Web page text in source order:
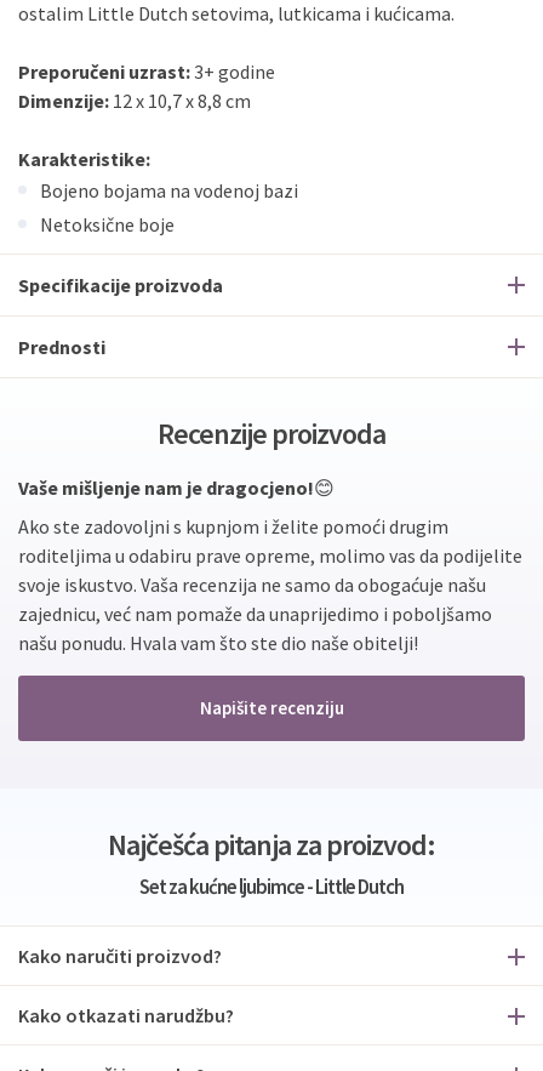
ostalim Little Dutch setovima, lutkicama i kućicama.
Preporučeni uzrast:3+ godine
Dimenzije: 12 x 10,7 x 8,8 cm
Karakteristike:
Bojeno bojama na vodenoj bazi
Netoksične boje
Specifikacije proizvoda
Prednosti
Recenzije proizvoda
Vaše mišljenje nam je dragocjeno!😊
Ako ste zadovoljni s kupnjom i želite pomoći drugim
roditeljima u odabiru prave opreme, molimo vas da podijelite
svoje iskustvo. Vaša recenzija ne samo da obogaćuje našu
zajednicu, već nam pomaže da unaprijedimo i poboljšamo
našu ponudu. Hvala vam što ste dio naše obitelji!
Napišite recenziju
Najčešća pitanja za proizvod:
Set za kućne ljubimce - Little Dutch
Kako naručiti proizvod?
Kako otkazati narudžbu?